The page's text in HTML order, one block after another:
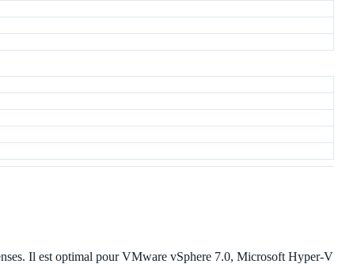
Il est optimal pour VMware vSphere 7.0, Microsoft Hyper-V